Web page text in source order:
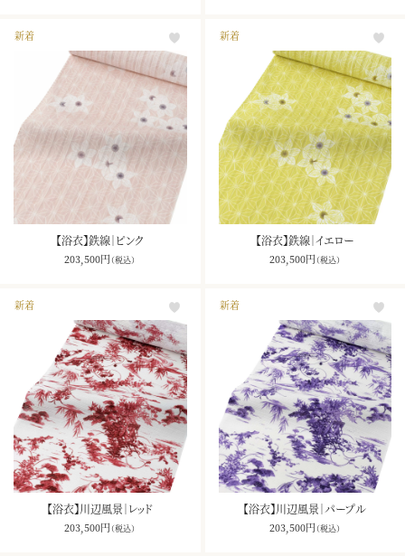
新着
【浴衣】鉄線｜ピンク
203,500円 （税込）
新着
【浴衣】鉄線｜イエロー
203,500円 （税込）
新着
【浴衣】川辺風景｜レッド
203,500円 （税込）
新着
【浴衣】川辺風景｜パープル
203,500円 （税込）
お買い物を続ける カートへ進む